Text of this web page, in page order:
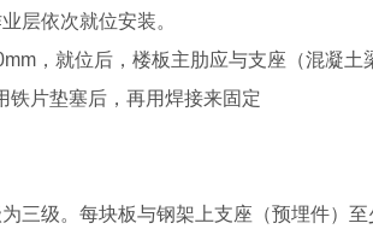
层依次就位安装。
，就位后，楼板主肋应与支座（混凝土
铁片垫塞后，再用焊接来固定
三级。每块板与钢架上支座（预埋件）